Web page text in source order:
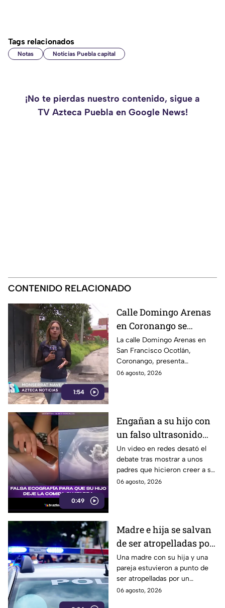
Tags relacionados
Notas Noticias Puebla capital
¡No te pierdas nuestro contenido, sigue a
TV Azteca Puebla en Google News!
CONTENIDO RELACIONADO
1:54
Calle Domingo Arenas
en Coronango se
deteriora por baches y
lluvias
La calle Domingo Arenas en
San Francisco Ocotlán,
Coronango, presenta
numerosos baches que se
vehículos que transitan por la
zona.
06 agosto, 2026
0:49
Engañan a su hijo con
un falso ultrasonido
para alejarlo de los
dulces
Un video en redes desató el
debate tras mostrar a unos
padres que hicieron creer a su
hijo que tenía un gusano en el
06 agosto, 2026
Madre e hija se salvan
de ser atropelladas por
automovilista
Una madre con su hija y una
pareja estuvieron a punto de
ser atropelladas por un
automovilista que ingresó a
06 agosto, 2026